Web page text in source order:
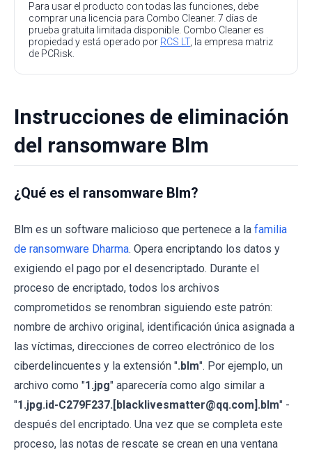
Para usar el producto con todas las funciones, debe
comprar una licencia para Combo Cleaner. 7 días de
prueba gratuita limitada disponible. Combo Cleaner es
propiedad y está operado por RCS LT, la empresa matriz
de PCRisk.
Instrucciones de eliminación
del ransomware Blm
¿Qué es el ransomware Blm?
Blm es un software malicioso que pertenece a la familia
de ransomware Dharma. Opera encriptando los datos y
exigiendo el pago por el desencriptado. Durante el
proceso de encriptado, todos los archivos
comprometidos se renombran siguiendo este patrón:
nombre de archivo original, identificación única asignada a
las víctimas, direcciones de correo electrónico de los
ciberdelincuentes y la extensión ".blm". Por ejemplo, un
archivo como "1.jpg" aparecería como algo similar a
"1.jpg.id-C279F237.[blacklivesmatter@qq.com].blm" -
después del encriptado. Una vez que se completa este
proceso, las notas de rescate se crean en una ventana